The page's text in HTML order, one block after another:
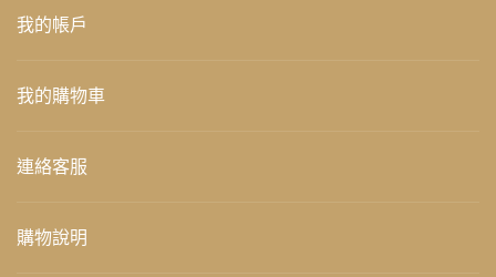
我的帳戶
我的購物車
連絡客服
購物說明